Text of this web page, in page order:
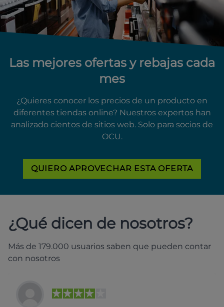
Las mejores ofertas y rebajas cada
mes
¿Quieres conocer los precios de un producto en
diferentes tiendas online? Nuestros expertos han
analizado cientos de sitios web. Solo para socios de
OCU.
QUIERO APROVECHAR ESTA OFERTA
¿Qué dicen de nosotros?
Más de 179.000 usuarios saben que pueden contar
con nosotros